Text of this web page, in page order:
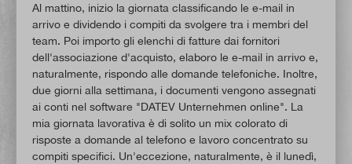
Al mattino, inizio la giornata classificando le e-mail in
arrivo e dividendo i compiti da svolgere tra i membri del
team. Poi importo gli elenchi di fatture dai fornitori
dell'associazione d'acquisto, elaboro le e-mail in arrivo e,
naturalmente, rispondo alle domande telefoniche. Inoltre,
due giorni alla settimana, i documenti vengono assegnati
ai conti nel software "DATEV Unternehmen online". La
mia giornata lavorativa è di solito un mix colorato di
risposte a domande al telefono e lavoro concentrato su
compiti specifici. Un'eccezione, naturalmente, è il lunedì,